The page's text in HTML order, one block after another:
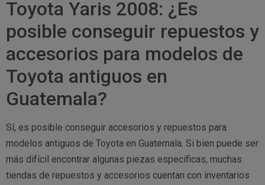
Toyota Yaris 2008: ¿Es
posible conseguir repuestos y
accesorios para modelos de
Toyota antiguos en
Guatemala?
Sí, es posible conseguir accesorios y repuestos para
modelos antiguos de Toyota en Guatemala. Si bien puede ser
más difícil encontrar algunas piezas específicas, muchas
tiendas de repuestos y accesorios cuentan con inventarios